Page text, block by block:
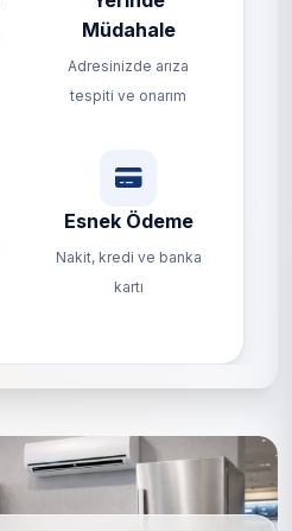
Müdahale
Adresinizde arıza
tespiti ve onarım
Esnek Ödeme
Nakit, kredi ve banka
kartı